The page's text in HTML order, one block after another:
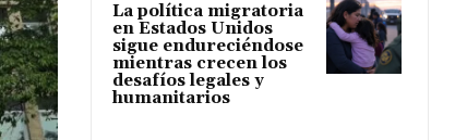
La política migratoria
en Estados Unidos
sigue endureciéndose
mientras crecen los
desafíos legales y
humanitarios